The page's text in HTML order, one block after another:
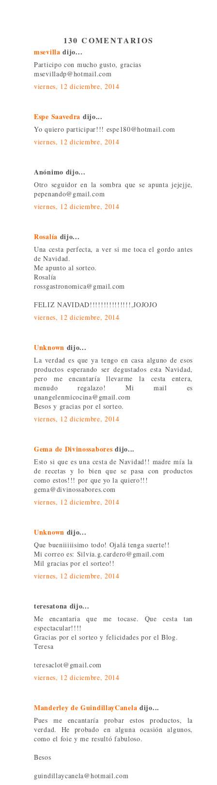
130 COMENTARIOS
msevilla dijo...
Participo con mucho gusto, gracias
msevilladp@hotmail.com
viernes, 12 diciembre, 2014
Espe Saavedra dijo...
Yo quiero participar!!! espe180@hotmail.com
viernes, 12 diciembre, 2014
Anónimo dijo...
Otro seguidor en la sombra que se apunta jejejje,
pepenando@gmail.com
viernes, 12 diciembre, 2014
Rosalía dijo...
Una cesta perfecta, a ver si me toca el gordo antes
de Navidad.
Me apunto al sorteo.
Rosalía
rossgastronomica@gmail.com
FELIZ NAVIDAD!!!!!!!!!!!!!!!,JOJOJO
viernes, 12 diciembre, 2014
Unknown dijo...
La verdad es que ya tengo en casa alguno de esos
productos esperando ser degustados esta Navidad,
pero me encantaría llevarme la cesta entera,
menudo regalazo! Mi mail es
unangelenmicocina@gmail.com
Besos y gracias por el sorteo.
viernes, 12 diciembre, 2014
Gema de Divinossabores dijo...
Esto si que es una cesta de Navidad!! madre mía la
de recetas y lo bien que se pasa con productos
como estos!!! por que yo la quiero!!!
gema@divinossabores.com
viernes, 12 diciembre, 2014
Unknown dijo...
Que bueniiiiisimo todo! Ojalá tenga suerte!!
Mi correo es: Silvia.g.cardero@gmail.com
Mil gracias por el sorteo!!
viernes, 12 diciembre, 2014
teresatona dijo...
Me encantaria que me tocase. Que cesta tan
espectacular!!!!
Gracias por el sorteo y felicidades por el Blog.
Teresa
teresaclot@gmail.com
viernes, 12 diciembre, 2014
Manderley de GuindillayCanela dijo...
Pues me encantaría probar estos productos, la
verdad. He probado en alguna ocasión algunos,
como el foie y me resultó fabuloso.
Besos
guindillaycanela@hotmail.com